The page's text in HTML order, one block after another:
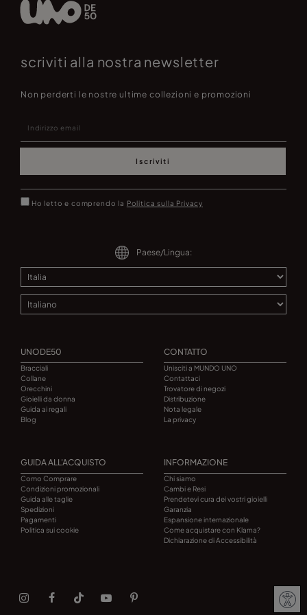
scriviti alla nostra newsletter
Non perderti le nostre ultime collezioni e promozioni
Iscriviti
Ho letto e comprendo la Politica sulla Privacy
Paese/Lingua:
UNODE50
Bracciali
Collane
Orecchini
Gioielli da donna
Guida ai regali
Blog
CONTATTO
Unisciti a MUNDO UNO
Contattaci
Trovatore di negozi
Distribuzione
Nota legale
La privacy
GUIDA ALL'ACQUISTO
Como Comprare
Condizioni promozionali
Guida alle taglie
Spedizioni
Pagamenti
Politica sui cookie
INFORMAZIONE
Chi siamo
Cambi e Resi
Prendetevi cura dei vostri gioielli
Garanzia
Espansione internazionale
Come acquistare con Klarna?
Dichiarazione di Accessibilità